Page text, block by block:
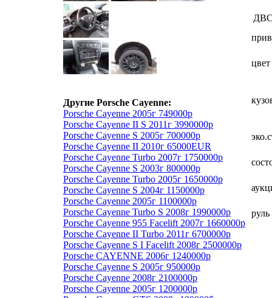
Другие Porsche Cayenne:
Porsche Cayenne 2005г 749000р
Porsche Cayenne II S 2011г 3990000р
Porsche Cayenne S 2005г 700000р
Porsche Cayenne II 2010г 65000EUR
Porsche Cayenne Turbo 2007г 1750000р
Porsche Cayenne S 2003г 800000р
Porsche Cayenne Turbo 2005г 1650000р
Porsche Cayenne S 2004г 1150000р
Porsche Cayenne 2005г 1100000р
Porsche Cayenne Turbo S 2008г 1990000р
Porsche Cayenne 955 Facelift 2007г 1660000р
Porsche Cayenne II Turbo 2011г 6700000р
Porsche Cayenne S I Facelift 2008г 2500000р
Porsche CAYENNE 2006г 1240000р
Porsche Cayenne S 2005г 950000р
Porsche Cayenne 2008г 2100000р
Porsche Cayenne 2005г 1200000р
цвет
руль